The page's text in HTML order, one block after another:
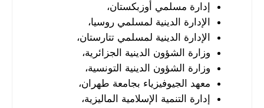
إدارة مسلمي أوزبكستان،
الإدارة الدينية لمسلمي روسيا،
الإدارة الدينية لمسلمي تتارستان،
وزارة الشؤون الدينية الجزائرية،
وزارة الشؤون الدينية التونسية،
معهد الجيوفيزياء بجامعة طهران،
إدارة التنمية الإسلامية الماليزية،